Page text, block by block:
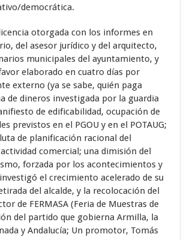
democrática.
otorgada con los informes en
del asesor jurídico y del arquitecto,
municipales del ayuntamiento, y
elaborado en cuatro días por
externo (ya se sabe, quién paga
de dineros investigada por la guardia
de edificabilidad, ocupación de
previstos en el PGOU y en el POTAUG;
de planificación racional del
comercial; una dimisión del
forzada por los acontecimientos y
el crecimiento acelerado de su
del alcalde, y la recolocación del
de FERMASA (Feria de Muestras de
del partido que gobierna Armilla, la
y Andalucía; Un promotor, Tomás